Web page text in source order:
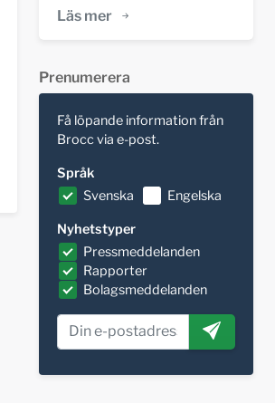
Läs mer
Prenumerera
Få löpande information från
Brocc via e-post.
Språk
Svenska
Engelska
Nyhetstyper
Pressmeddelanden
Rapporter
Bolagsmeddelanden